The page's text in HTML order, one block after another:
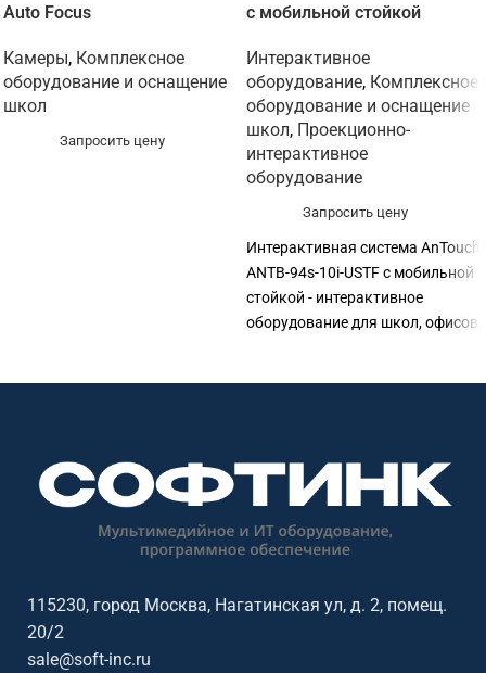
Auto Focus
Камеры, Комплексное
оборудование и оснащение
школ
Запросить цену
с мобильной стойкой
Интерактивное
оборудование, Комплексное
оборудование и оснащение
школ, Проекционно-
интерактивное
оборудование
Запросить цену
Интерактивная система AnTouch
ANTB-94s-10i-USTF с мобильной
стойкой - интерактивное
оборудование для школ, офисов,
115230, город Москва, Нагатинская ул, д. 2, помещ.
20/2
sale@soft-inc.ru